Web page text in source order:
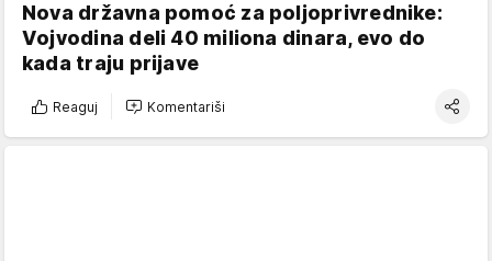
Nova državna pomoć za poljoprivrednike:
Vojvodina deli 40 miliona dinara, evo do
kada traju prijave
Reaguj Komentariši